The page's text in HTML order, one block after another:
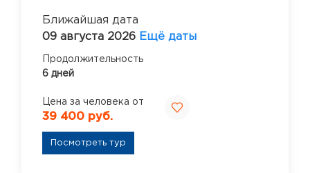
Ближайшая дата
09 августа 2026 Ещё даты
Продолжительность
6 дней
Цена за человека от
39 400 руб.
Посмотреть тур